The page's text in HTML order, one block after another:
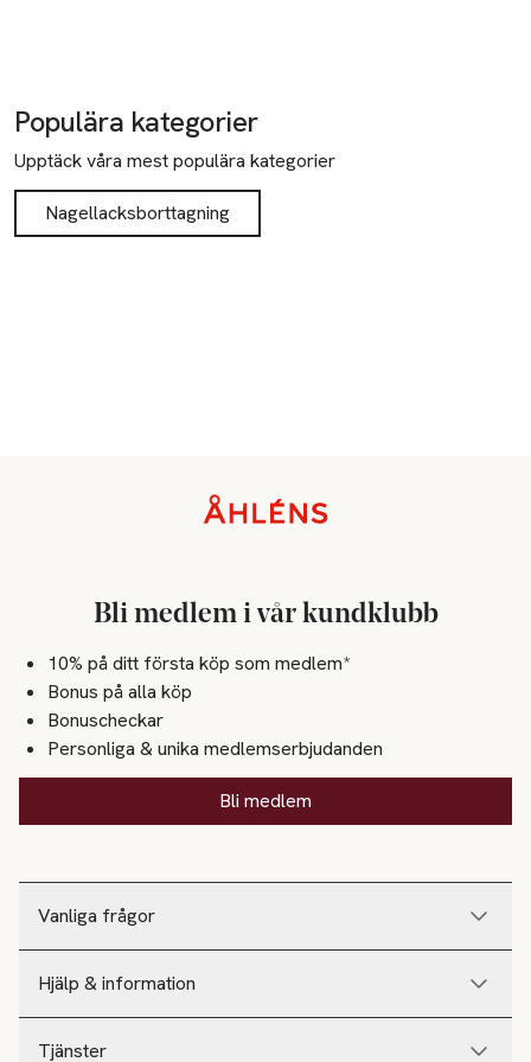
Populära kategorier
Upptäck våra mest populära kategorier
Nagellacksborttagning
Vanliga frågor
Hjälp & information
Tjänster
Bli medlem i vår kundklubb
10% på ditt första köp som medlem*
Bonus på alla köp
Bonuscheckar
Personliga & unika medlemserbjudanden
Bli medlem